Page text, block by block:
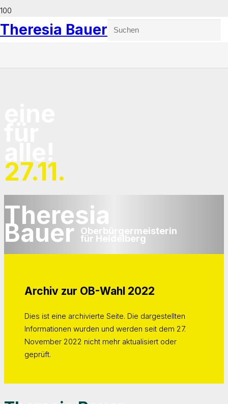
Theresia Bauer
27.11.
Theresia
Bauer Oberbürgermeisterin
für Heidelberg
Archiv zur OB-Wahl 2022
Dies ist eine archivierte Seite. Die dargestellten
Informationen wurden und werden seit dem 27.
November 2022 nicht mehr aktualisiert oder
geprüft.